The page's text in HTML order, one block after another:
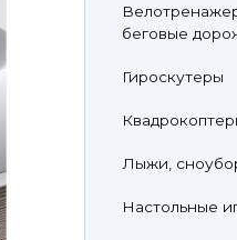
беговые
Гироскутеры
Лыжи,
Настольные